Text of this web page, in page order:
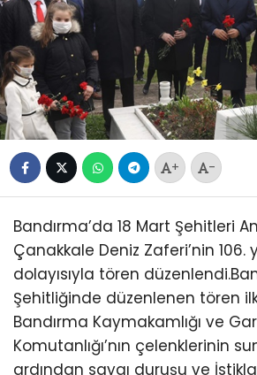
+ -
Bandırma’da 18 Mart Şehitleri
Çanakkale Deniz Zaferi’nin 106.
dolayısıyla tören
Şehitliğinde düzenlenen tören
Bandırma Kaymakamlığı ve
Komutanlığı’nın çelenklerinin
ardından saygı duruşu ve